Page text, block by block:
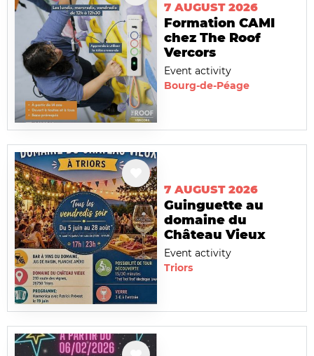
7 AUGUST 2026
Formation CAMI
chez The Roof
Vercors
Event activity
Bourg-de-Péage
7 AUGUST 2026
Guinguette au
domaine du
Château Vieux
Event activity
Triors